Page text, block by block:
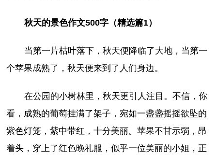
秋天的景色作文500字（精选篇1）
当第一片枯叶落下，秋天便降临了大地，当第一
个苹果成熟了，秋天便来到了人们身边。
在公园的小树林里，秋天更引人注目。不信，你
看，成熟的葡萄挂满了架子，宛如一盏盏摇摇欲坠的
紫色灯笼，紫中带红，十分美丽。苹果不甘示弱，昂
着头，穿上了红色晚礼服，似乎一位美丽的小姐，正